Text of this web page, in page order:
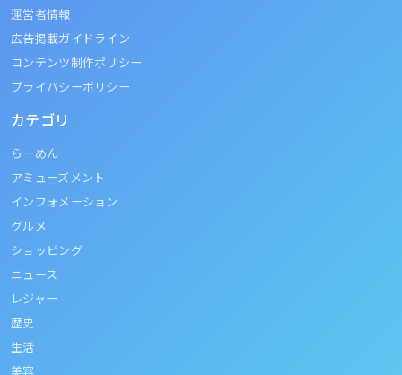
運営者情報
広告掲載ガイドライン
コンテンツ制作ポリシー
プライバシーポリシー
カテゴリ
らーめん
アミューズメント
インフォメーション
グルメ
ショッピング
ニュース
レジャー
歴史
生活
美容